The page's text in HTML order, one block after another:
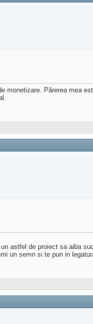
monetizare. Părerea mea
astfel de proiect sa aiba
un semn si te pun in